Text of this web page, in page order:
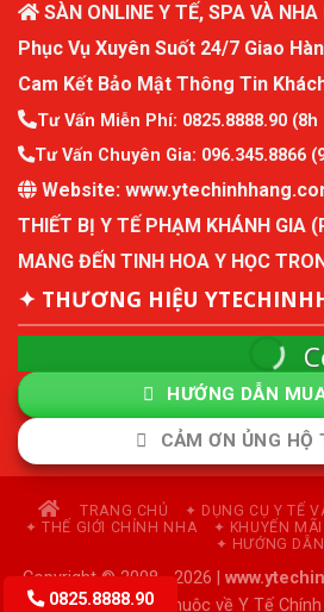
SÀN ONLINE Y TẾ, SPA VÀ NHA
Phục Vụ Xuyên Suốt 24/7 Giao
Cam Kết Bảo Mật Thông Tin
Tư Vấn Miễn Phí: 0825.8888.90 (8h
Tư Vấn Chuyên Gia: 096.345.8866
Website:
THIẾT BỊ Y TẾ PHẠM KHÁNH GIA
MANG ĐẾN TINH HOA Y HỌC
✦ THƯƠNG HIỆU
Cộng đồng mô
Tham
HƯỚNG DẪN
CẢM ƠN ỦNG HỘ
TRANG CHỦ ✦ DỤNG CỤ Y TẾ
✦ THẾ GIỚI CHỈNH NHA
✦ KHUYẾN MÃI
✦ HƯỚNG DẪN
Copyright © 2008 - 2026 |
thuộc về Y Tế
0825.8888.90